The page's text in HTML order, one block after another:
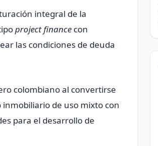
integral de la
project finance con
las condiciones de deuda
colombiano al convertirse
de uso mixto con
para el desarrollo de